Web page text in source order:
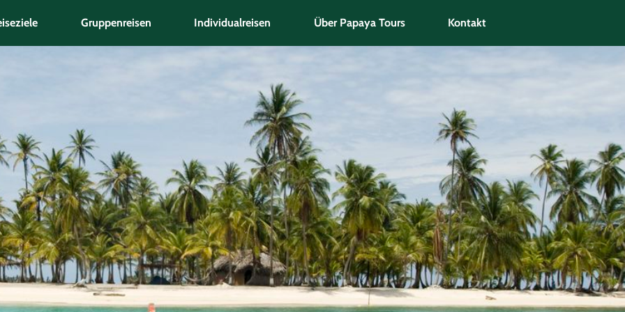
Gruppenreisen Individualreisen Über Papaya Tours Kontakt